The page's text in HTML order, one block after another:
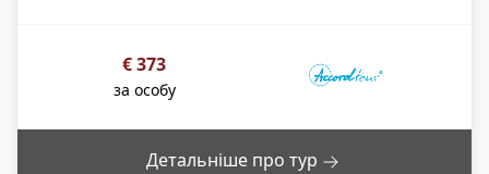
€373
за особу
Детальніше про тур